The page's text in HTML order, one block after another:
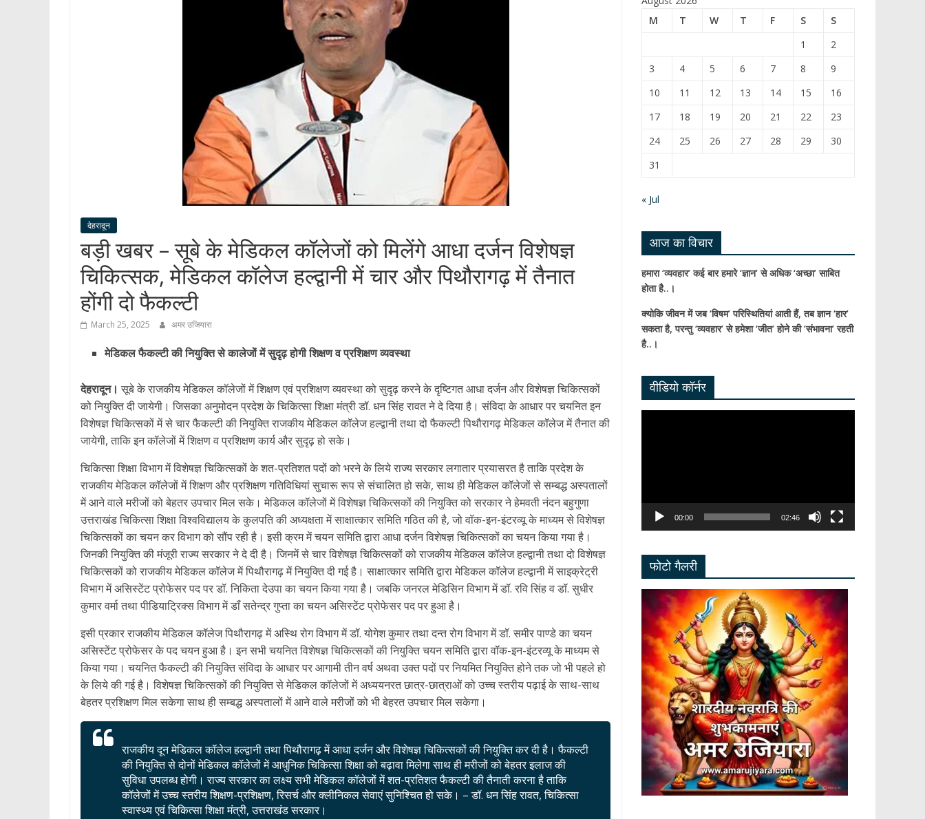
देहरादून
बड़ी खबर – सूबे के मेडिकल कॉलेजों को मिलेंगे आधा दर्जन विशेषज्ञ
चिकित्सक, मेडिकल कॉलेज हल्द्वानी में चार और पिथौरागढ़ में तैनात
होंगी दो फैकल्टी
March 25, 2025 अमर उजियारा
मेडिकल फैकल्टी की नियुक्ति से कालेजों में सुदृढ़ होगी शिक्षण व प्रशिक्षण व्यवस्था
देहरादून। सूबे के राजकीय मेडिकल कॉलेजों में शिक्षण एवं प्रशिक्षण व्यवस्था को सुदृढ़ करने के दृष्टिगत आधा दर्जन और विशेषज्ञ चिकित्सकों
को नियुक्ति दी जायेगी। जिसका अनुमोदन प्रदेश के चिकित्सा शिक्षा मंत्री डॉ. धन सिंह रावत ने दे दिया है। संविदा के आधार पर चयनित इन
विशेषज्ञ चिकित्सकों में से चार फैकल्टी की नियुक्ति राजकीय मेडिकल कॉलेज हल्द्वानी तथा दो फैकल्टी पिथौरागढ़ मेडिकल कॉलेज में तैनात की
जायेगी, ताकि इन कॉलेजों में शिक्षण व प्रशिक्षण कार्य और सुदृढ़ हो सके।
चिकित्सा शिक्षा विभाग में विशेषज्ञ चिकित्सकों के शत-प्रतिशत पदों को भरने के लिये राज्य सरकार लगातार प्रयासरत है ताकि प्रदेश के
राजकीय मेडिकल कॉलेजों में शिक्षण और प्रशिक्षण गतिविधियां सुचारू रूप से संचालित हो सके, साथ ही मेडिकल कॉलेजों से सम्बद्ध अस्पतालों
में आने वाले मरीजों को बेहतर उपचार मिल सके। मेडिकल कॉलेजों में विशेषज्ञ चिकित्सकों की नियुक्ति को सरकार ने हेमवती नंदन बहुगुणा
उत्तराखंड चिकित्सा शिक्षा विश्वविद्यालय के कुलपति की अध्यक्षता में साक्षात्कार समिति गठित की है, जो वॉक-इन-इंटरव्यू के माध्यम से विशेषज्ञ
चिकित्सकों का चयन कर विभाग को सौंप रही है। इसी क्रम में चयन समिति द्वारा आधा दर्जन विशेषज्ञ चिकित्सकों का चयन किया गया है।
जिनकी नियुक्ति की मंजूरी राज्य सरकार ने दे दी है। जिनमें से चार विशेषज्ञ चिकित्सकों को राजकीय मेडिकल कॉलेज हल्द्वानी तथा दो विशेषज्ञ
चिकित्सकों को राजकीय मेडिकल कॉलेज में पिथौरागढ़ में नियुक्ति दी गई है। साक्षात्कार समिति द्वारा मेडिकल कॉलेज हल्द्वानी में साइक्रेट्री
विभाग में असिस्टेंट प्रोफेसर पद पर डॉ. निकिता देउपा का चयन किया गया है। जबकि जनरल मेडिसिन विभाग में डॉ. रवि सिंह व डॉ. सुधीर
कुमार वर्मा तथा पीडियाट्रिक्स विभाग में डॉं सतेन्द्र गुप्ता का चयन असिस्टेंट प्रोफेसर पद पर हुआ है।
इसी प्रकार राजकीय मेडिकल कॉलेज पिथौरागढ़ में अस्थि रोग विभाग में डॉ. योगेश कुमार तथा दन्त रोग विभाग में डॉ. समीर पाण्डे का चयन
असिस्टेंट प्रोफेसर के पद चयन हुआ है। इन सभी चयनित विशेषज्ञ चिकित्सकों की नियुक्ति चयन समिति द्वारा वॉक-इन-इंटरव्यू के माध्यम से
किया गया। चयनित फैकल्टी की नियुक्ति संविदा के आधार पर आगामी तीन वर्ष अथवा उक्त पदों पर नियमित नियुक्ति होने तक जो भी पहले हो
के लिये की गई है। विशेषज्ञ चिकित्सकों की नियुक्ति से मेडिकल कॉलेजों में अध्ययनरत छात्र-छात्राओं को उच्च स्तरीय पढ़ाई के साथ-साथ
बेहतर प्रशिक्षण मिल सकेगा साथ ही सम्बद्ध अस्पतालों में आने वाले मरीजों को भी बेहरत उपचार मिल सकेगा।
राजकीय दून मेडिकल कॉलेज हल्द्वानी तथा पिथौरागढ़ में आधा दर्जन और विशेषज्ञ चिकित्सकों की नियुक्ति कर दी है। फैकल्टी
की नियुक्ति से दोनों मेडिकल कॉलेजों में आधुनिक चिकित्सा शिक्षा को बढ़ावा मिलेगा साथ ही मरीजों को बेहतर इलाज की
सुविधा उपलब्ध होगी। राज्य सरकार का लक्ष्य सभी मेडिकल कॉलेजों में शत-प्रतिशत फैकल्टी की तैनाती करना है ताकि
कॉलेजों में उच्च स्तरीय शिक्षण-प्रशिक्षण, रिसर्च और क्लीनिकल सेवाएं सुनिश्चित हो सके। – डॉ. धन सिंह रावत, चिकित्सा
स्वास्थ्य एवं चिकित्सा शिक्षा मंत्री, उत्तराखंड सरकार।
M
T W T F S
S
1
2
3
4 5 6 7 8
9
10
11 12 13 14 15
16
17
18 19 20 21 22
23
24
25 26 27 28 29
30
31
« Jul
आज का विचार
हमारा ‘व्यवहार’ कई बार हमारे ‘ज्ञान’ से अधिक ‘अच्छा’ साबित
होता है..।
क्योकि जीवन में जब ‘विषम’ परिस्थितियां आती हैं,तब ज्ञान ‘हार’
सकता है,परन्तु ‘व्यवहार’ से हमेशा ‘जीत’ होने की ‘संभावना’ रहती
है..।
वीडियो कॉर्नर
00:00 02:46
फोटो गैलरी